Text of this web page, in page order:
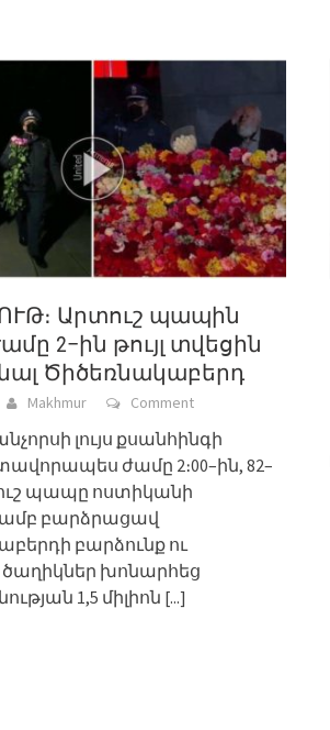
Արտուշ պապին
2–ին թույլ տվեցին
Ծիծեռնակաբերդ
Makhmur Comment
լույս քսանհինգի
ժամը 2։00–ին, 82–
պապը ոստիկանի
բարձրացավ
բարձունք ու
խոնարհեց
1,5 միլիոն [...]